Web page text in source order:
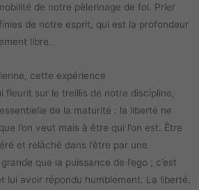
de notre pèlerinage de foi. Prier
de notre esprit, qui est la profondeur
libre.
cette expérience
fleurit sur le treillis de notre discipline,
de la maturité : la liberté ne
l’on veut mais à être qui l’on est. Être
et relâché dans l’être par une
que la puissance de l’ego ; c’est
lui avoir répondu humblement. La liberté,